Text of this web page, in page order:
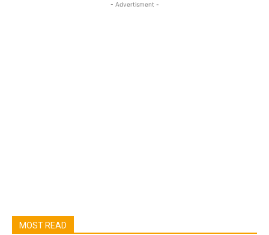
- Advertisment -
MOST READ